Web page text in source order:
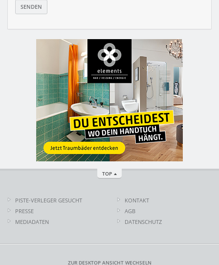
TOP
PISTE-VERLEGER GESUCHT
PRESSE
MEDIADATEN
KONTAKT
AGB
DATENSCHUTZ
ZUR DESKTOP ANSICHT WECHSELN